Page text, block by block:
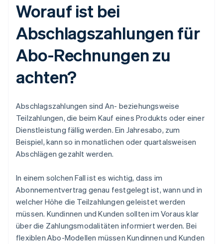
Worauf ist bei
Abschlagszahlungen für
Abo-Rechnungen zu
achten?
Abschlagszahlungen sind An- beziehungsweise
Teilzahlungen, die beim Kauf eines Produkts oder einer
Dienstleistung fällig werden. Ein Jahresabo, zum
Beispiel, kann so in monatlichen oder quartalsweisen
Abschlägen gezahlt werden.
In einem solchen Fall ist es wichtig, dass im
Abonnementvertrag genau festgelegt ist, wann und in
welcher Höhe die Teilzahlungen geleistet werden
müssen. Kundinnen und Kunden sollten im Voraus klar
über die Zahlungsmodalitäten informiert werden. Bei
flexiblen Abo-Modellen müssen Kundinnen und Kunden